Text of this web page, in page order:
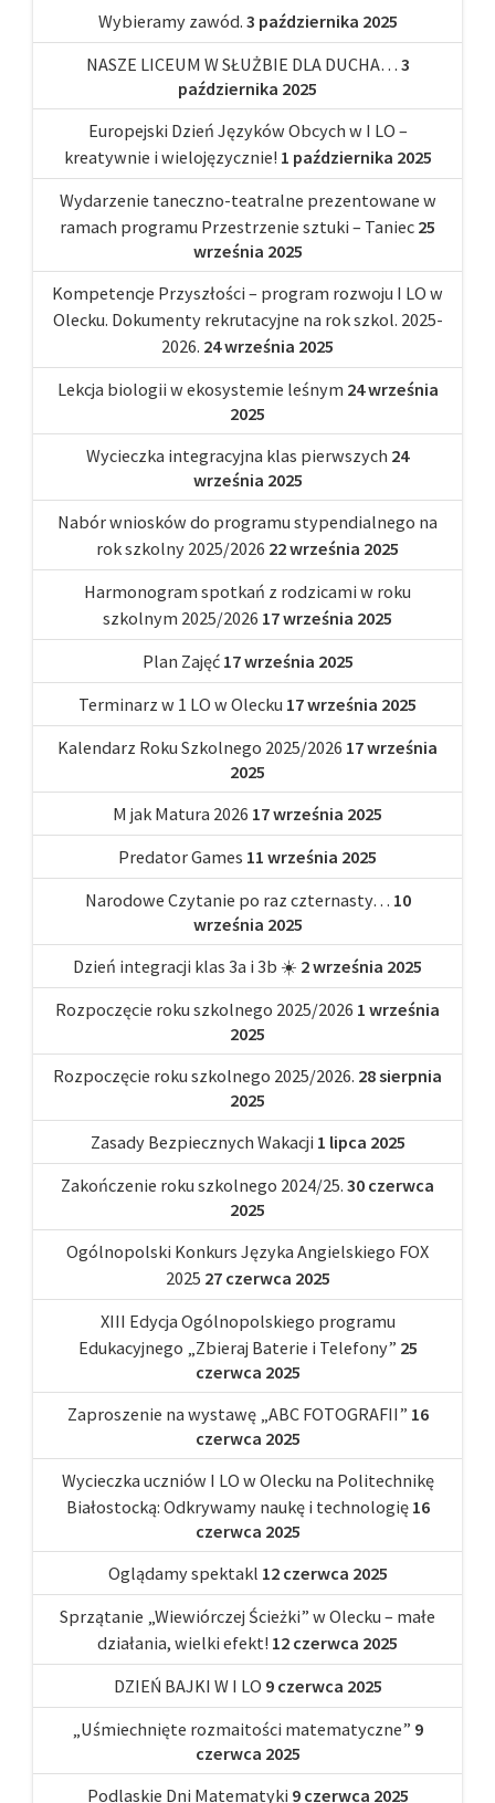
Wybieramy zawód. 3 października 2025
NASZE LICEUM W SŁUŻBIE DLA DUCHA… 3
października 2025
Europejski Dzień Języków Obcych w I LO –
kreatywnie i wielojęzycznie! 1 października 2025
Wydarzenie taneczno-teatralne prezentowane w
ramach programu Przestrzenie sztuki – Taniec 25
września 2025
Kompetencje Przyszłości – program rozwoju I LO w
Olecku. Dokumenty rekrutacyjne na rok szkol. 2025-
2026. 24 września 2025
Lekcja biologii w ekosystemie leśnym 24 września
2025
Wycieczka integracyjna klas pierwszych 24
września 2025
Nabór wniosków do programu stypendialnego na
rok szkolny 2025/2026 22 września 2025
Harmonogram spotkań z rodzicami w roku
szkolnym 2025/2026 17 września 2025
Plan Zajęć 17 września 2025
Terminarz w 1 LO w Olecku 17 września 2025
Kalendarz Roku Szkolnego 2025/2026 17 września
2025
M jak Matura 2026 17 września 2025
Predator Games 11 września 2025
Narodowe Czytanie po raz czternasty… 10
września 2025
Dzień integracji klas 3a i 3b ☀️ 2 września 2025
Rozpoczęcie roku szkolnego 2025/2026 1 września
2025
Rozpoczęcie roku szkolnego 2025/2026. 28 sierpnia
2025
Zasady Bezpiecznych Wakacji 1 lipca 2025
Zakończenie roku szkolnego 2024/25. 30 czerwca
2025
Ogólnopolski Konkurs Języka Angielskiego FOX
2025 27 czerwca 2025
XIII Edycja Ogólnopolskiego programu
Edukacyjnego „Zbieraj Baterie i Telefony” 25
czerwca 2025
Zaproszenie na wystawę „ABC FOTOGRAFII” 16
czerwca 2025
Wycieczka uczniów I LO w Olecku na Politechnikę
Białostocką: Odkrywamy naukę i technologię 16
czerwca 2025
Oglądamy spektakl 12 czerwca 2025
Sprzątanie „Wiewiórczej Ścieżki” w Olecku – małe
działania, wielki efekt! 12 czerwca 2025
DZIEŃ BAJKI W I LO 9 czerwca 2025
„Uśmiechnięte rozmaitości matematyczne” 9
czerwca 2025
Podlaskie Dni Matematyki 9 czerwca 2025